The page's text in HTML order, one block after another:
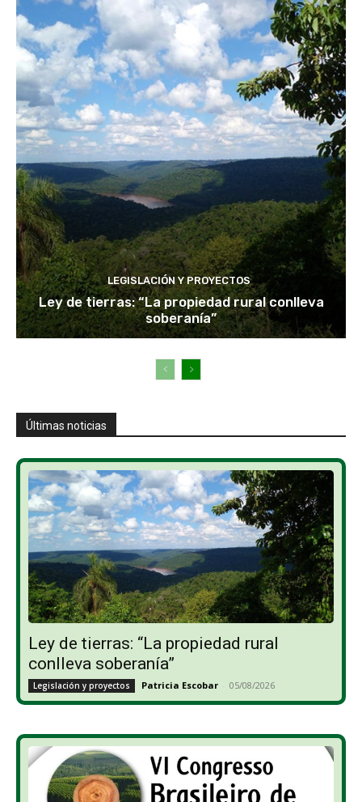
LEGISLACIÓN Y PROYECTOS
Ley de tierras: “La propiedad rural conlleva
soberanía”
Últimas noticias
Ley de tierras: “La propiedad rural
conlleva soberanía”
Legislación y proyectos Patricia Escobar - 05/08/2026